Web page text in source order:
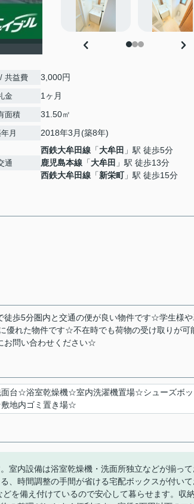
共益費 3,000円
金 1ヶ月
面積 31.50㎡
月 2018年3月(築8年)
通
西鉄大牟田線 「大牟田 」駅 徒歩5分
鹿児島本線 「大牟田 」駅 徒歩13分
西鉄大牟田線 「新栄町」駅 徒歩15分
歩5分圏内と交通の便が良い物件です☆学生様
優れた物件です☆不在時でも荷物の受け取りが可
お問い合わせください☆
台☆浴室乾燥機☆室内洗濯機置場☆シューズボッ
地内ゴミ置き場☆
室内設備は浴室乾燥機・洗面所独立などが揃って
、時間調整の手間が省ける宅配ボックスが付いて
を備え付けているので安心して暮らせます。収納